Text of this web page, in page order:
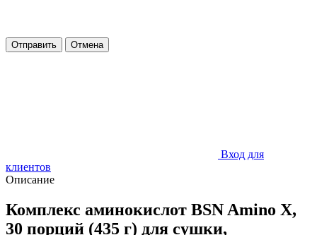
Отправить Отмена
Вход для
клиентов
Описание
Комплекс аминокислот BSN Amino X,
30 порций (435 г) для сушки,